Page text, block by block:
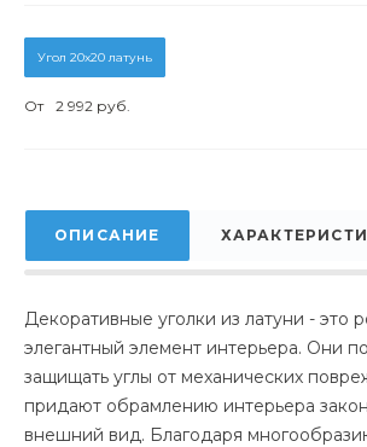
Угол 20х20 латунь
От 2 992 руб.
ОПИСАНИЕ
Декоративные уголки из латуни - это
элегантный элемент интерьера. Они
защищать углы от механических
придают обрамлению интерьера
внешний вид. Благодаря